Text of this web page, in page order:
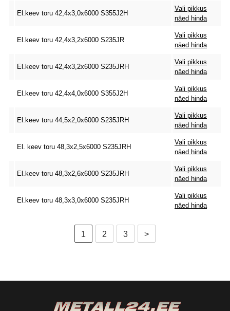
El.keev toru 42,4x3,0x6000 S355J2H
Vali pikkus
näed hinda
El.keev toru 42,4x3,2x6000 S235JR
Vali pikkus
näed hinda
El.keev toru 42,4x3,2x6000 S235JRH
Vali pikkus
näed hinda
El.keev toru 42,4x4,0x6000 S355J2H
Vali pikkus
näed hinda
El.keev toru 44,5x2,0x6000 S235JRH
Vali pikkus
näed hinda
El. keev toru 48,3x2,5x6000 S235JRH
Vali pikkus
näed hinda
El.keev toru 48,3x2,6x6000 S235JRH
Vali pikkus
näed hinda
El.keev toru 48,3x3,0x6000 S235JRH
Vali pikkus
näed hinda
1 2 3 >